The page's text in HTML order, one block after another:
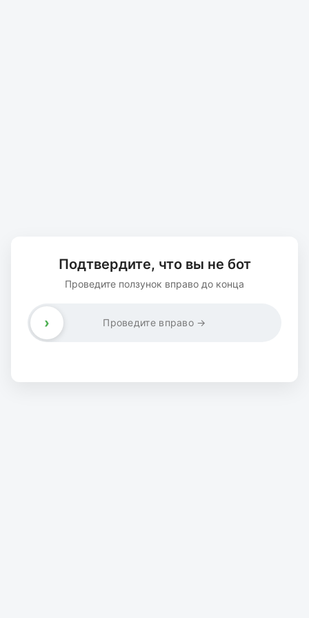
Подтвердите, что вы не бот
Проведите ползунок вправо до конца
Проведите вправо →
›